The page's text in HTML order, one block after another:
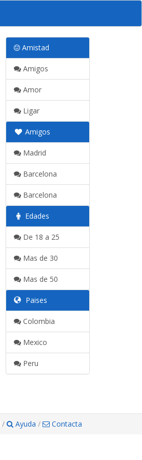
Amistad
Amigos
Amor
Ligar
Amigos
Madrid
Barcelona
Barcelona
Edades
De 18 a 25
Mas de 30
Mas de 50
Paises
Colombia
Mexico
Peru
/ Ayuda / Contacta